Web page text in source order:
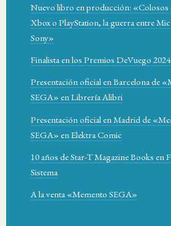
Nuevo libro en producción: «Colosos
Xbox o PlayStation, la guerra entre
Sony»
Finalista en los Premios DeVuego 2024
Presentación oficial en Barcelona de
SEGA» en Librería Alibri
Presentación oficial en Madrid de
SEGA» en Elektra Comic
10 años de Star-T Magazine Books en
Sistema
A la venta «Memento SEGA»